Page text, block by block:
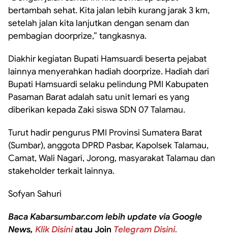
bertambah sehat. Kita jalan lebih kurang jarak 3 km,
setelah jalan kita lanjutkan dengan senam dan
pembagian doorprize,” tangkasnya.
Diakhir kegiatan Bupati Hamsuardi beserta pejabat
lainnya menyerahkan hadiah doorprize. Hadiah dari
Bupati Hamsuardi selaku pelindung PMI Kabupaten
Pasaman Barat adalah satu unit lemari es yang
diberikan kepada Zaki siswa SDN 07 Talamau.
Turut hadir pengurus PMI Provinsi Sumatera Barat
(Sumbar), anggota DPRD Pasbar, Kapolsek Talamau,
Camat, Wali Nagari, Jorong, masyarakat Talamau dan
stakeholder terkait lainnya.
Sofyan Sahuri
Baca Kabarsumbar.com lebih update via Google
News, Klik Disiniatau Join Telegram Disini.